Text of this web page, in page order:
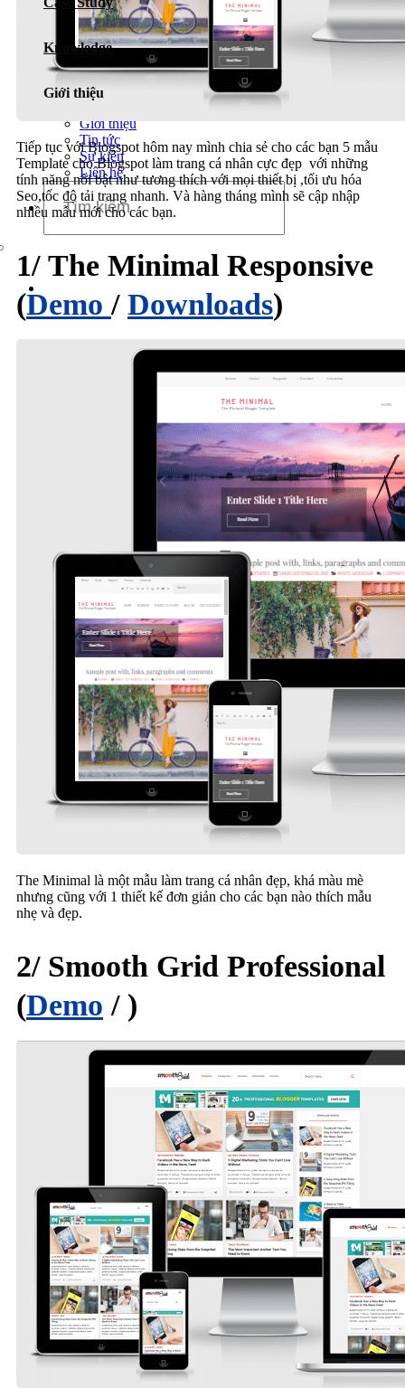
Dịch vụ chăm sóc website
Knowledge
Giới thiệu
Giới thiệu
Tin tức
Sự kiện
Liên hệ
Tiếp tục với Blogspot hôm nay mình chia sẻ cho các bạn 5 mẫu
Template cho Blogspot làm trang cá nhân cực đẹp với những
tính năng nổi bật như tương thích với mọi thiết bị ,tối ưu hóa
Seo,tốc độ tải trang nhanh. Và hàng tháng mình sẽ cập nhập
nhiều mẫu mới cho các bạn.
1/ The Minimal Responsive
(Demo / Downloads)
The Minimal là một mẫu làm trang cá nhân đẹp, khá màu mè
nhưng cũng với 1 thiết kế đơn giản cho các bạn nào thích mẫu
nhẹ và đẹp.
2/ Smooth Grid Professional
(Demo / )